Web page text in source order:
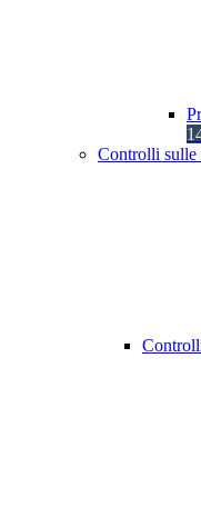
Controlli sulle